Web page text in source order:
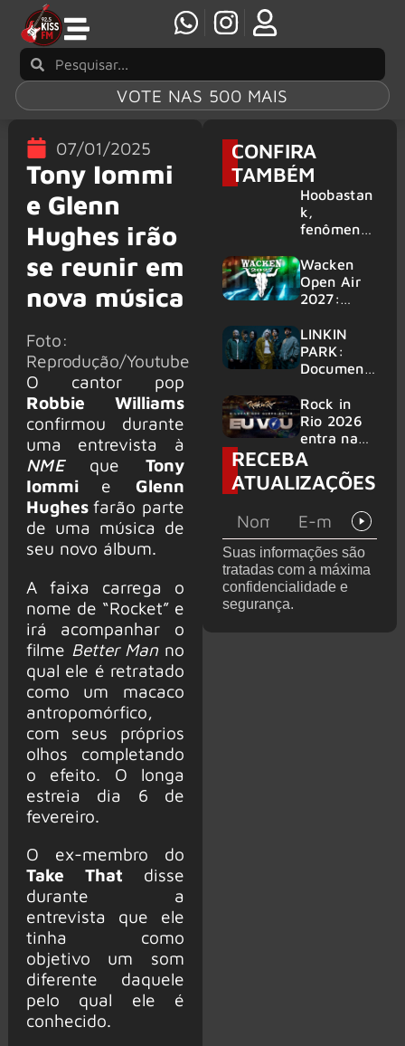
VOTE NAS 500 MAIS
07/01/2025
Tony Iommi
e Glenn
Hughes irão
se reunir em
nova música
Foto:
Reprodução/Youtube
O cantor pop
Robbie Williams
confirmou durante
uma entrevista à
NMEque Tony
Iommi eGlenn
Hughesfarão parte
de uma música de
seu novo álbum.
A faixa carrega o
nome de “Rocket” e
irá acompanhar o
filme Better Man no
qual ele é retratado
como um macaco
antropomórfico,
com seus próprios
olhos completando
o efeito. O longa
estreia dia 6 de
fevereiro.
O ex-membro do
Take That disse
durante a
entrevista que ele
tinha como
objetivo um som
diferente daquele
pelo qual ele é
conhecido.
CONFIRA
TAMBÉM
Hoobastan
k,
fenômeno
rock anos
2000,
volta ao
6 shows
Wacken
Open Air
2027:
amplia
line-up e
já
mais de 50
bandas
LINKIN
PARK:
Document
‘Unshatter’
e álbum ao
vivo são
anunciados
Rock in
Rio 2026
entra na
reta final
com
Cidade do
montagem
acelerada
e line-up
completo
confirmad
RECEBA
ATUALIZAÇÕES
Suas informações são
tratadas com a máxima
confidencialidade e
segurança.